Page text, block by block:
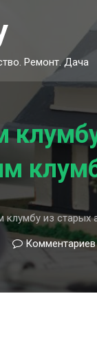
Ремонт. Дача
клумбу из
Комментариев